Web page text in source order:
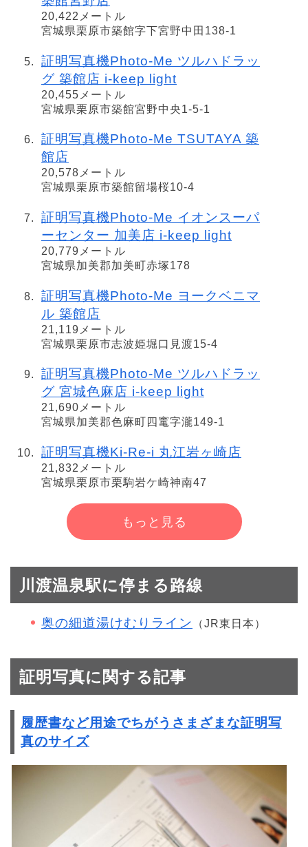
20,422メートル
宮城県栗原市築館字下宮野中田138-1
証明写真機Photo-Me ツルハドラッ
グ 築館店 i-keep light
20,455メートル
宮城県栗原市築館宮野中央1-5-1
証明写真機Photo-Me TSUTAYA 築
館店
20,578メートル
宮城県栗原市築館留場桜10-4
証明写真機Photo-Me イオンスーパ
ーセンター 加美店 i-keep light
20,779メートル
宮城県加美郡加美町赤塚178
証明写真機Photo-Me ヨークベニマ
ル 築館店
21,119メートル
宮城県栗原市志波姫堀口見渡15-4
証明写真機Photo-Me ツルハドラッ
グ 宮城色麻店 i-keep light
21,690メートル
宮城県加美郡色麻町四竃字瀧149-1
証明写真機Ki-Re-i 丸江岩ヶ崎店
21,832メートル
宮城県栗原市栗駒岩ケ崎神南47
もっと見る
川渡温泉駅に停まる路線
奥の細道湯けむりライン （JR東日本）
証明写真に関する記事
履歴書など用途でちがうさまざまな証明写
真のサイズ